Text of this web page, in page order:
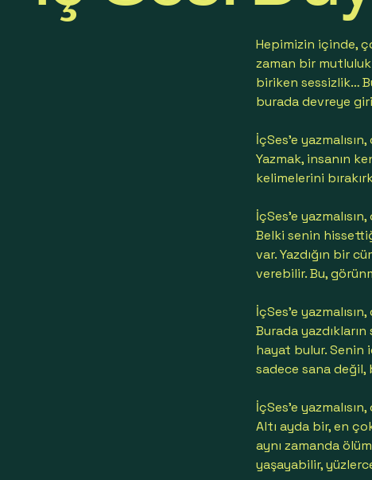
Hepimizin içinde,
zaman bir
biriken sessizlik…
burada devreye
İçSes’e
Yazmak, insanın
kelimelerini
İçSes’e
Belki senin
var. Yazdığın bir
verebilir. Bu,
İçSes’e
Burada
hayat bulur. Senin
sadece sana değil,
İçSes’e
Altı ayda bir, en
aynı zamanda
yaşayabilir,